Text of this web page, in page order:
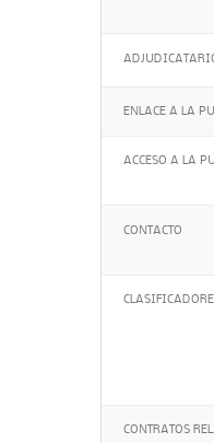
ENLACE A LA
ACCESO A LA
CONTACTO
CONTRATOS